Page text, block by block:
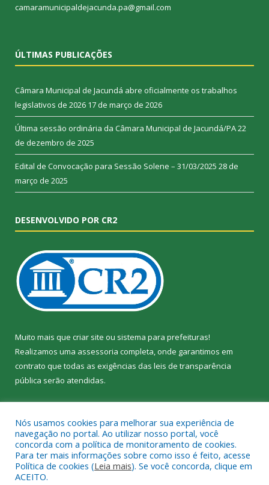
camaramunicipaldejacunda.pa@gmail.com
ÚLTIMAS PUBLICAÇÕES
Câmara Municipal de Jacundá abre oficialmente os trabalhos
legislativos de 2026 17 de março de 2026
Última sessão ordinária da Câmara Municipal de Jacundá/PA22
de dezembro de 2025
Edital de Convocação para Sessão Solene – 31/03/2025 28 de
março de 2025
DESENVOLVIDO POR CR2
Muito mais que criar site ou sistema para prefeituras!
Realizamos uma assessoria completa, onde garantimos em
contrato que todas as exigências das leis de transparência
pública serão atendidas.
Todos os direitos reservados a Câmara Municipal de Jacundá.
Nós usamos cookies para melhorar sua experiência de
navegação no portal. Ao utilizar nosso portal, você
concorda com a política de monitoramento de cookies.
Para ter mais informações sobre como isso é feito, acesse
Política de cookies (Leia mais). Se você concorda, clique em
ACEITO.